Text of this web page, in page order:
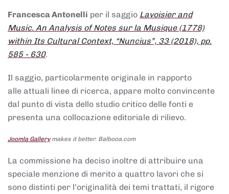
Francesca Antonelli per il saggio Lavoisier and
Music. An Analysis of Notes sur la Musique (1778)
within Its Cultural Context, “Nuncius”, 33 (2018), pp.
585 - 630.
Il saggio, particolarmente originale in rapporto
alle attuali linee di ricerca, appare molto convincente
dal punto di vista dello studio critico delle fonti e
presenta una collocazione editoriale di rilievo.
Joomla Gallerymakes it better. Balbooa.com
La commissione ha deciso inoltre di attribuire una
speciale menzione di merito a quattro lavori che si
sono distinti per l’originalità dei temi trattati, il rigore